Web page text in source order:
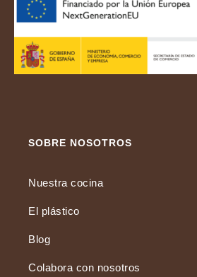
SOBRE NOSOTROS
Nuestra cocina
El plástico
Blog
Colabora con nosotros